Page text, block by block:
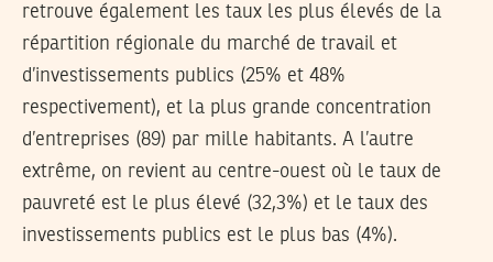
retrouve également les taux les plus élevés de la
répartition régionale du marché de travail et
d’investissements publics (25% et 48%
respectivement), et la plus grande concentration
d’entreprises (89) par mille habitants. A l’autre
extrême, on revient au centre-ouest où le taux de
pauvreté est le plus élevé (32,3%) et le taux des
investissements publics est le plus bas (4%).